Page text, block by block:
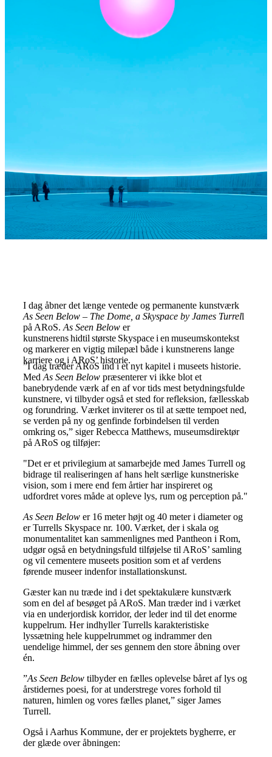
I dag åbner det længe ventede og permanente kunstværk
As Seen Below – The Dome, a Skyspace by James Turrell
på ARoS. As Seen Below er
kunstnerens hidtil største Skyspace i en museumskontekst
og markerer en vigtig milepæl både i kunstnerens lange
karriere og i ARoS’ historie.
”I dag træder ARoS ind i et nyt kapitel i museets historie.
Med As Seen Below præsenterer vi ikke blot et
banebrydende værk af en af vor tids mest betydningsfulde
kunstnere, vi tilbyder også et sted for refleksion, fællesskab
og forundring. Værket inviterer os til at sætte tempoet ned,
se verden på ny og genfinde forbindelsen til verden
omkring os,” siger Rebecca Matthews, museumsdirektør
på ARoS og tilføjer:
"Det er et privilegium at samarbejde med James Turrell og
bidrage til realiseringen af hans helt særlige kunstneriske
vision, som i mere end fem årtier har inspireret og
udfordret vores måde at opleve lys, rum og perception på."
As Seen Below er 16 meter højt og 40 meter i diameter og
er Turrells Skyspace nr. 100. Værket, der i skala og
monumentalitet kan sammenlignes med Pantheon i Rom,
udgør også en betydningsfuld tilføjelse til ARoS’ samling
og vil cementere museets position som et af verdens
førende museer indenfor installationskunst.
Gæster kan nu træde ind i det spektakulære kunstværk
som en del af besøget på ARoS. Man træder ind i værket
via en underjordisk korridor, der leder ind til det enorme
kuppelrum. Her indhyller Turrells karakteristiske
lyssætning hele kuppelrummet og indrammer den
uendelige himmel, der ses gennem den store åbning over
én.
”As Seen Below tilbyder en fælles oplevelse båret af lys og
årstidernes poesi, for at understrege vores forhold til
naturen, himlen og vores fælles planet,” siger James
Turrell.
Også i Aarhus Kommune, der er projektets bygherre, er
der glæde over åbningen: